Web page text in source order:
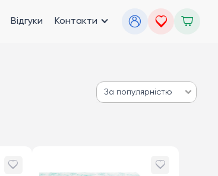
Відгуки Контакти
За популярністю